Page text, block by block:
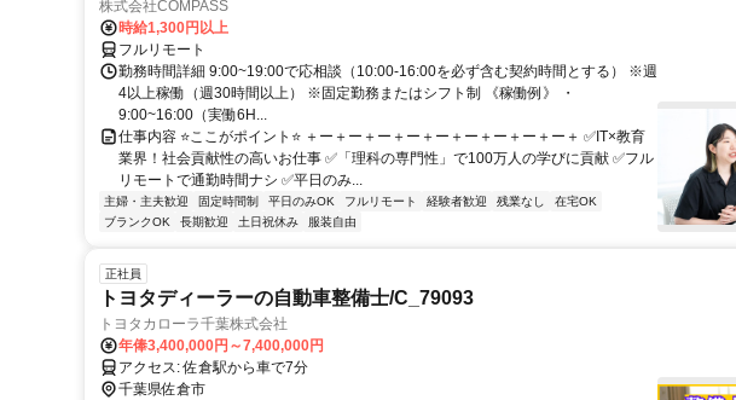
株式会社COMPASS
時給1,300円以上
フルリモート
勤務時間詳細 9:00~19:00で応相談（10:00-16:00を必ず含む契約時間とする） ※週
4以上稼働（週30時間以上） ※固定勤務またはシフト制 《稼働例》 ・
9:00~16:00（実働6H...
仕事内容 ⭐ここがポイント⭐ ＋ー＋ー＋ー＋ー＋ー＋ー＋ー＋ー＋ー＋ ✅IT×教育
業界！社会貢献性の高いお仕事 ✅「理科の専門性」で100万人の学びに貢献 ✅フル
リモートで通勤時間ナシ ✅平日のみ...
主婦・主夫歓迎 固定時間制 平日のみOK フルリモート 経験者歓迎 残業なし
在宅OK
ブランクOK
長期歓迎 土日祝休み 服装自由
正社員
トヨタディーラーの自動車整備士/C_79093
トヨタカローラ千葉株式会社
年俸3,400,000円～7,400,000円
アクセス: 佐倉駅から車で7分
千葉県佐倉市